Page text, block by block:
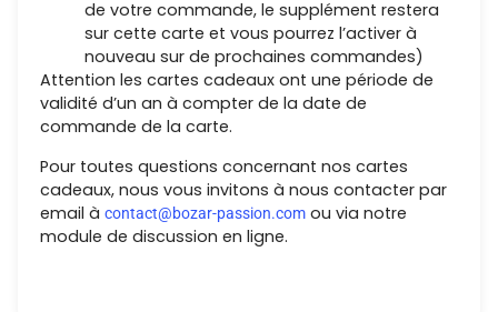
de votre commande, le supplément restera
sur cette carte et vous pourrez l’activer à
nouveau sur de prochaines commandes)
Attention les cartes cadeaux ont une période de
validité d’un an à compter de la date de
commande de la carte.
Pour toutes questions concernant nos cartes
cadeaux, nous vous invitons à nous contacter par
email à contact@bozar-passion.com ou via notre
module de discussion en ligne.